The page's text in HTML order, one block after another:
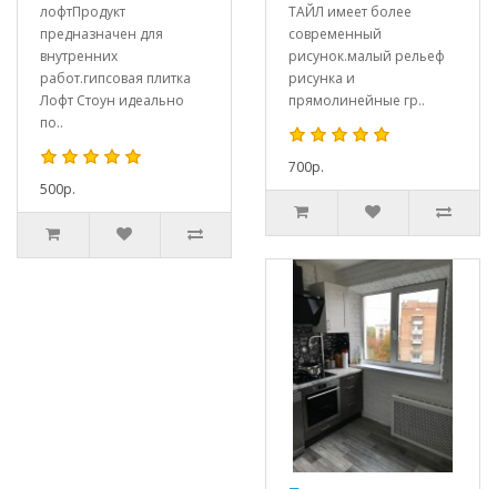
лофтПродукт
предназначен для
внутренних
работ.гипсовая плитка
Лофт Стоун идеально
по..
500р.
ТАЙЛ имеет более
современный
рисунок.малый рельеф
рисунка и
прямолинейные гр..
700р.